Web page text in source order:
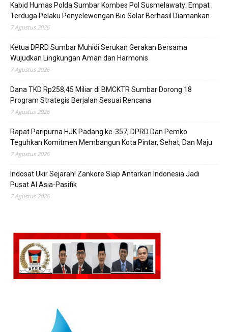
Kabid Humas Polda Sumbar Kombes Pol Susmelawaty: Empat
Terduga Pelaku Penyelewengan Bio Solar Berhasil Diamankan
7 Agustus 2026
Ketua DPRD Sumbar Muhidi Serukan Gerakan Bersama
Wujudkan Lingkungan Aman dan Harmonis
7 Agustus 2026
Dana TKD Rp258,45 Miliar di BMCKTR Sumbar Dorong 18
Program Strategis Berjalan Sesuai Rencana
7 Agustus 2026
Rapat Paripurna HJK Padang ke-357, DPRD Dan Pemko
Teguhkan Komitmen Membangun Kota Pintar, Sehat, Dan Maju
7 Agustus 2026
Indosat Ukir Sejarah! Zankore Siap Antarkan Indonesia Jadi
Pusat AI Asia-Pasifik
7 Agustus 2026